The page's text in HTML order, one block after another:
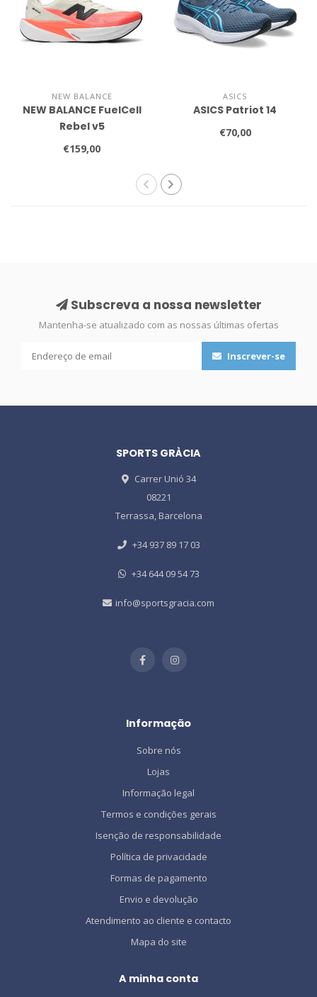
NEW BALANCE
NEW BALANCE FuelCell
Rebel v5
€159,00
ASICS
ASICS Patriot 14
€70,00
Subscreva a nossa newsletter
Mantenha-se atualizado com as nossas últimas ofertas
Inscrever-se
SPORTS GRÀCIA
Carrer Unió 34
08221
Terrassa, Barcelona
+34 937 89 17 03
+34 644 09 54 73
info@sportsgracia.com
Informação
Sobre nós
Lojas
Informação legal
Termos e condições gerais
Isenção de responsabilidade
Política de privacidade
Formas de pagamento
Envio e devolução
Atendimento ao cliente e contacto
Mapa do site
A minha conta